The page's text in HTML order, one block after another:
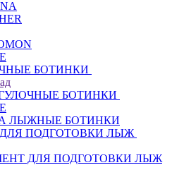
БОТИНКИ
БОТИНКИ
ЛЫЖНЫЕ БОТИНКИ
ПОДГОТОВКИ ЛЫЖ
ДЛЯ ПОДГОТОВКИ ЛЫЖ